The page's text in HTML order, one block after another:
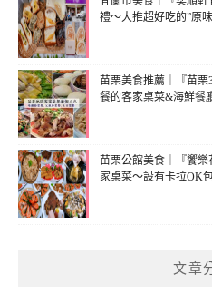
禮～大推超好吃的”原
苗栗美食推薦｜『苗
餐的客家桌菜&海鮮餐
苗栗公館美食｜『饗
家桌菜～設有卡拉OK
文章